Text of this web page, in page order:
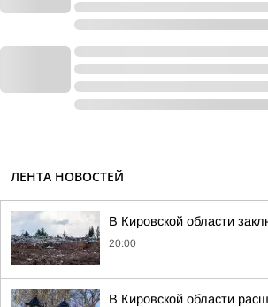
ЛЕНТА НОВОСТЕЙ
В Кировской области
20:00
В Кировской области